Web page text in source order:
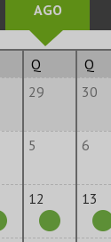
AGO
Q Q
29 30
5 6
12 13